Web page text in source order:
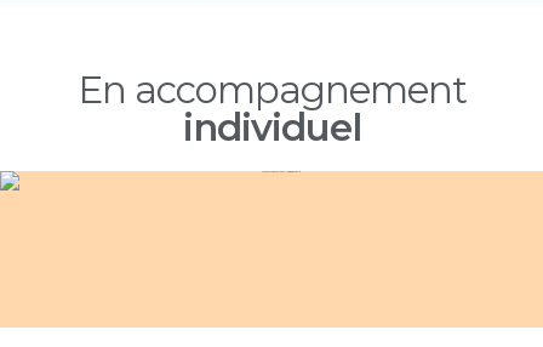
En accompagnement
individuel